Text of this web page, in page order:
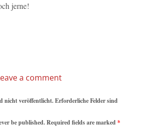
jerne!
nicht veröffentlicht. Erforderliche Felder sind
be published. Required fields are marked*